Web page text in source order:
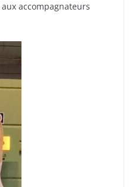
accompagnateurs